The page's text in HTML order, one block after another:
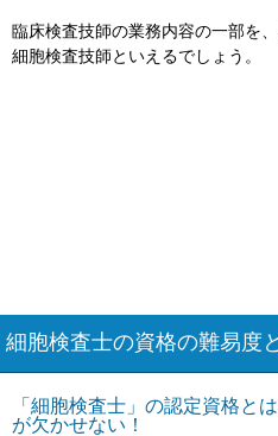
臨床検査技師の業務内容の一部を
細胞検査技師といえるでしょう。
細胞検査士の資格の難易度
「細胞検査士」の認定資格と
が欠かせない！